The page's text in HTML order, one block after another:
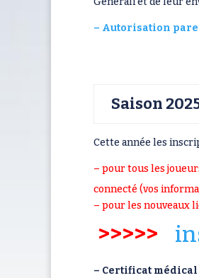
– Autorisation
Saison
Cette année les
– pour tous les
connecté (vos
– pour les nouveaux
>>>>>
– Certificat médical